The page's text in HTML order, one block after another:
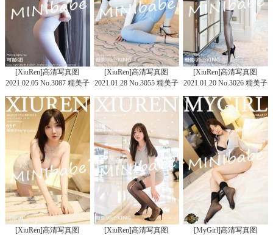
[XiuRen]高清写真图
2021.02.05 No.3087 糯美子
[XiuRen]高清写真图
2021.01.28 No.3055 糯美子
[XiuRen]高清写真图
2021.01.20 No.3026 糯美子
[XiuRen]高清写真图
[XiuRen]高清写真图
[MyGirl]高清写真图